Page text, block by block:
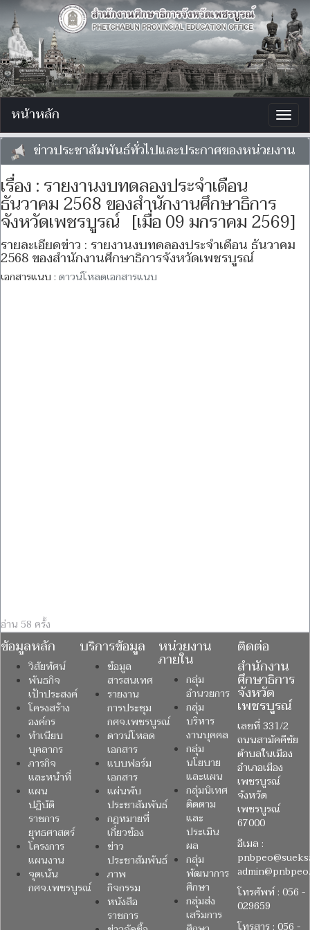
หน้าหลัก
ข่าวประชาสัมพันธ์ทั่วไปและประกาศของหน่วยงาน
เรื่อง : รายงานงบทดลองประจำเดือน
ธันวาคม 2568 ของสำนักงานศึกษาธิการ
จังหวัดเพชรบูรณ์ [เมื่อ 09 มกราคม 2569]
รายละเอียดข่าว : รายงานงบทดลองประจำเดือน ธันวาคม
2568 ของสำนักงานศึกษาธิการจังหวัดเพชรบูรณ์
เอกสารแนบ : ดาวน์โหลดเอกสารแนบ
อ่าน 58 ครั้ง
ข้อมูลหลัก
วิสัยทัศน์
พันธกิจ
เป้าประสงค์
โครงสร้าง
องค์กร
ทำเนียบ
บุคลากร
ภารกิจ
และหน้าที่
แผน
ปฏิบัติ
ราชการ
ยุทธศาสตร์
โครงการ
แผนงาน
จุดเน้น
กศจ.เพชรบูรณ์
บริการข้อมูล
ข้อมูล
สารสนเทศ
รายงาน
การประชุม
กศจ.เพชรบูรณ์
ดาวน์โหลด
เอกสาร
แบบฟอร์ม
เอกสาร
แผ่นพับ
ประชาสัมพันธ์
กฎหมายที่
เกี่ยวข้อง
ข่าว
ประชาสัมพันธ์
ภาพ
กิจกรรม
หนังสือ
ราชการ
หน่วยงาน
ภายใน
กลุ่ม
อำนวยการ
กลุ่ม
บริหาร
งานบุคคล
กลุ่ม
นโยบาย
และแผน
กลุ่มนิเทศ
ติดตาม
และ
ประเมิน
ผล
กลุ่ม
พัฒนาการ
ศึกษา
กลุ่มส่ง
เสริมการ
ติดต่อ
สำนักงาน
ศึกษาธิการ
จังหวัด
เพชรบูรณ์
เลขที่ 331/2
ถนนสามัคคีชัย
ตำบลในเมือง
อำเภอเมือง
เพชรบูรณ์
จังหวัด
เพชรบูรณ์
67000
อีเมล :
โทรศัพท์ : 056 -
029659
โทรสาร : 056 -